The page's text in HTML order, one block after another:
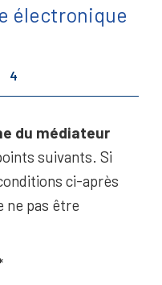
électronique
4
du médiateur
suivants. Si
ci-après
ne pas être